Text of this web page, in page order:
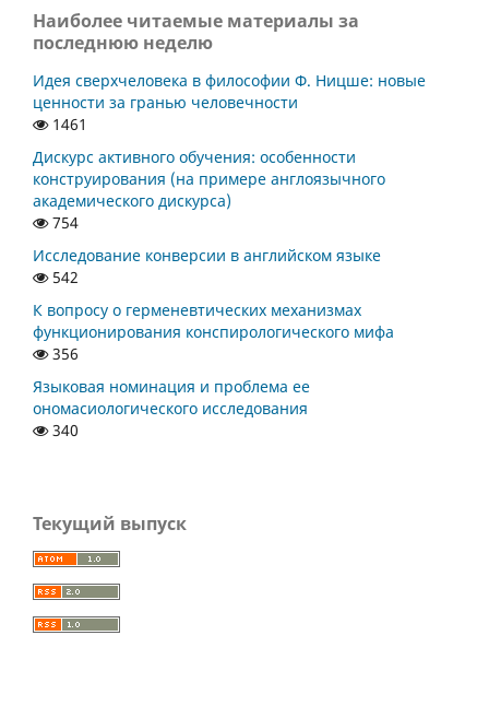
Наиболее читаемые материалы за
последнюю неделю
Идея сверхчеловека в философии Ф. Ницше: новые
ценности за гранью человечности
1461
Дискурс активного обучения: особенности
конструирования (на примере англоязычного
академического дискурса)
754
Исследование конверсии в английском языке
542
К вопросу о герменевтических механизмах
функционирования конспирологического мифа
356
Языковая номинация и проблема ее
ономасиологического исследования
340
Текущий выпуск